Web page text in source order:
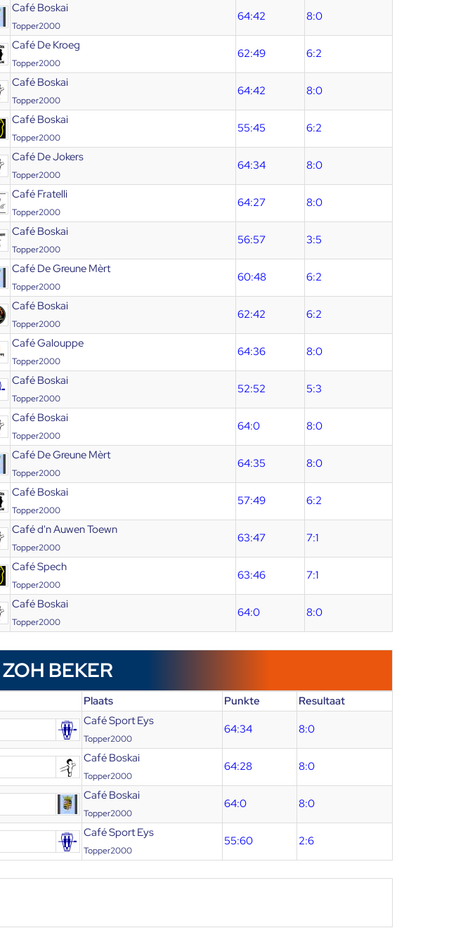
Café Boskai
Topper2000
64:42 8:0
Café De Kroeg
Topper2000
62:49 6:2
Café Boskai
Topper2000
64:42 8:0
Café Boskai
Topper2000
55:45 6:2
Café De Jokers
Topper2000
64:34 8:0
Café Fratelli
Topper2000
64:27 8:0
Café Boskai
Topper2000
56:57 3:5
Café De Greune Mèrt
Topper2000
60:48 6:2
Café Boskai
Topper2000
62:42 6:2
Café Galouppe
Topper2000
64:36 8:0
Café Boskai
Topper2000
52:52 5:3
Café Boskai
Topper2000
64:0 8:0
Café De Greune Mèrt
Topper2000
64:35 8:0
Café Boskai
Topper2000
57:49 6:2
Café d'n Auwen Toewn
Topper2000
63:47 7:1
Café Spech
Topper2000
63:46 7:1
Café Boskai
Topper2000
64:0 8:0
BEKER
Plaats Punkte
Resultaat
Café Sport Eys
Topper2000
64:34 8:0
Café Boskai
Topper2000
64:28 8:0
Café Boskai
Topper2000
64:0 8:0
Café Sport Eys
Topper2000
55:60 2:6